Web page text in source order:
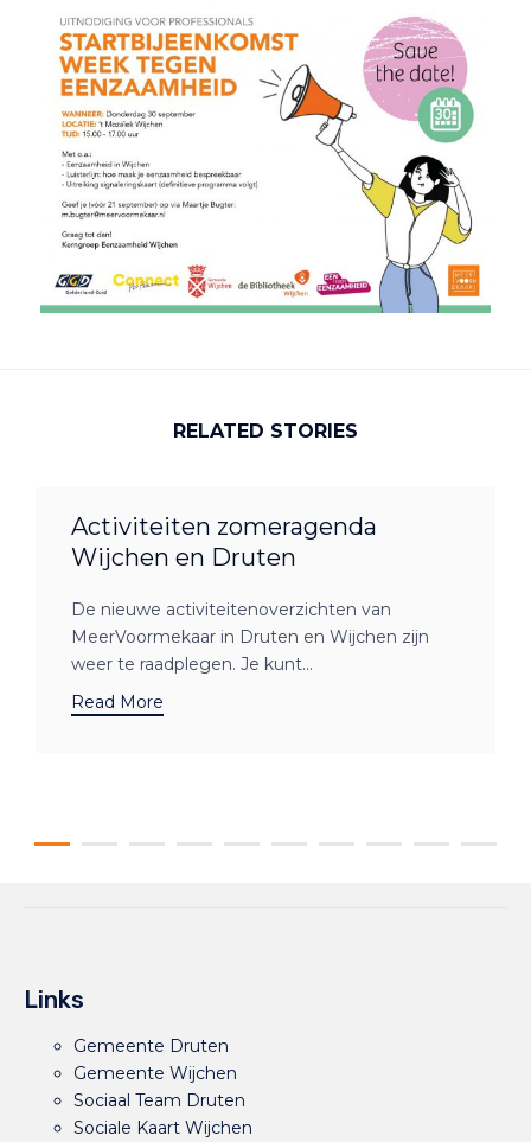
RELATED STORIES
Activiteiten zomeragenda
Wijchen en Druten
De nieuwe activiteitenoverzichten van
MeerVoormekaar in Druten en Wijchen zijn
weer te raadplegen. Je kunt...
Read More
Links
Gemeente Druten
Gemeente Wijchen
Sociaal Team Druten
Sociale Kaart Wijchen